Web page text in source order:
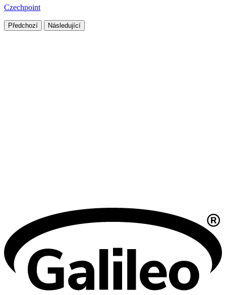
Czechpoint
Předchozí Následující